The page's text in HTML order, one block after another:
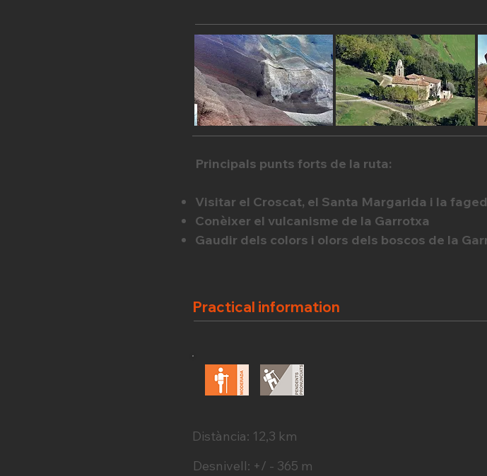
Principals punts forts de la ruta:
Visitar el Croscat, el Santa Margarida i la
Conèixer el vulcanisme de la Garrotxa
Gaudir dels colors i olors dels boscos de la
Practical information
Distància: 12,3 km
Desnivell: +/ - 365 m